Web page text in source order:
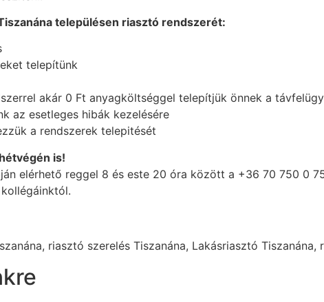
településen riasztó rendszerét:
telepítünk
akár 0 Ft anyagköltséggel telepítjük önnek a
az esetleges hibák kezelésére
a rendszerek telepitését
is!
elérhető reggel 8 és este 20 óra között a +36 70 750 0
riasztó szerelés Tiszanána, Lakásriasztó Tiszanána,